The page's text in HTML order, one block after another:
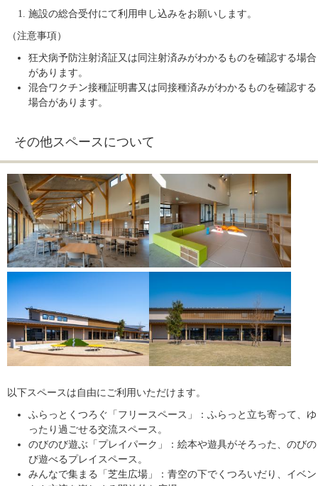
施設の総合受付にて利用申し込みをお願いします。
（注意事項）
狂犬病予防注射済証又は同注射済みがわかるものを確認する場合
があります。
混合ワクチン接種証明書又は同接種済みがわかるものを確認する
場合があります。
その他スペースについて
以下スペースは自由にご利用いただけます。
ふらっとくつろぐ「フリースペース」：ふらっと立ち寄って、ゆ
ったり過ごせる交流スペース。
のびのび遊ぶ「プレイパーク」：絵本や遊具がそろった、のびの
び遊べるプレイスペース。
みんなで集まる「芝生広場」：青空の下でくつろいだり、イベン